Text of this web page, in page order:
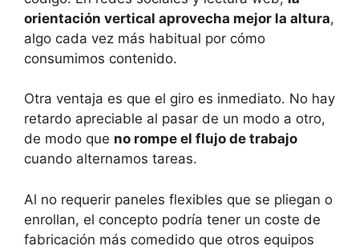
orientación vertical aprovecha mejor la altura,
algo cada vez más habitual por cómo
consumimos contenido.
Otra ventaja es que el giro es inmediato. No hay
retardo apreciable al pasar de un modo a otro,
de modo que no rompe el flujo de trabajo
cuando alternamos tareas.
Al no requerir paneles flexibles que se pliegan o
enrollan, el concepto podría tener un coste de
fabricación más comedido que otros equipos